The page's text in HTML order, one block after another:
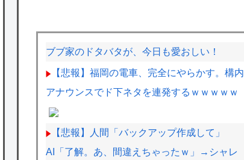
ブブ家のドタバタが、今日も愛おしい！
【悲報】福岡の電車、完全にやらかす。構内
アナウンスでド下ネタを連発するｗｗｗｗｗ
【悲報】人間「バックアップ作成して」
AI「了解。あ、間違えちゃったｗ」→シャレ